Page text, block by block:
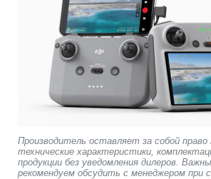
Производитель оставляет за собой
технические характеристики,
продукции без уведомления дилеров.
рекомендуем обсудить с менеджером при